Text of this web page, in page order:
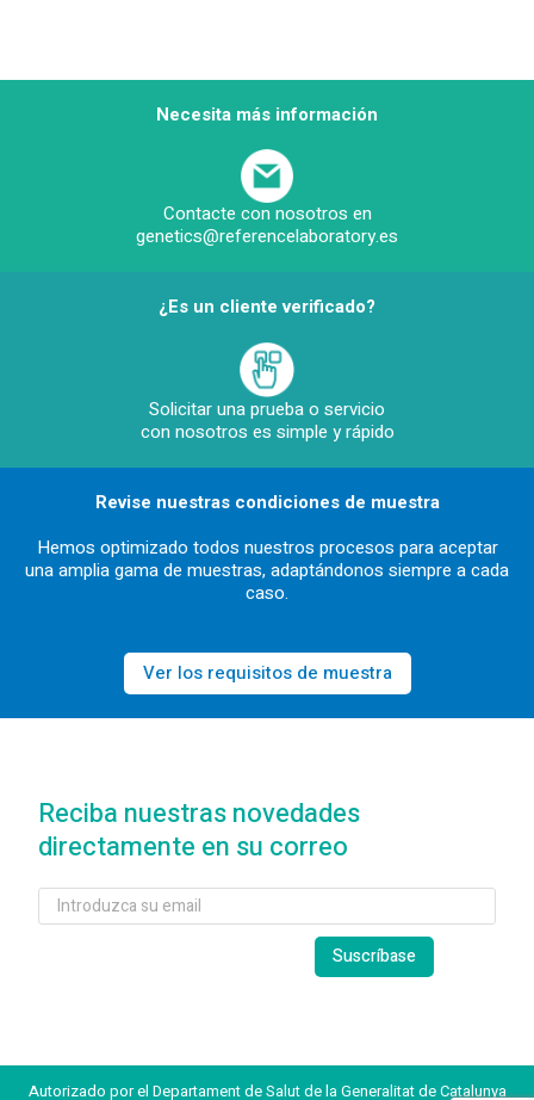
Necesita más información
Contacte con nosotros en
genetics@referencelaboratory.es
¿Es un cliente verificado?
Solicitar una prueba o servicio
con nosotros es simple y rápido
Revise nuestras condiciones de muestra
Hemos optimizado todos nuestros procesos para aceptar
una amplia gama de muestras, adaptándonos siempre a cada
caso.
Ver los requisitos de muestra
Reciba nuestras novedades
directamente en su correo
Autorizado por el Departament de Salut de la Generalitat de Catalunya